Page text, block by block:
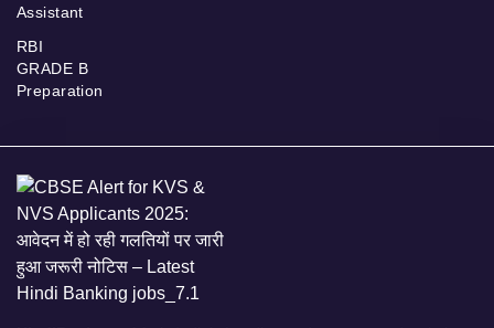
Assistant
RBI
GRADE B
Preparation